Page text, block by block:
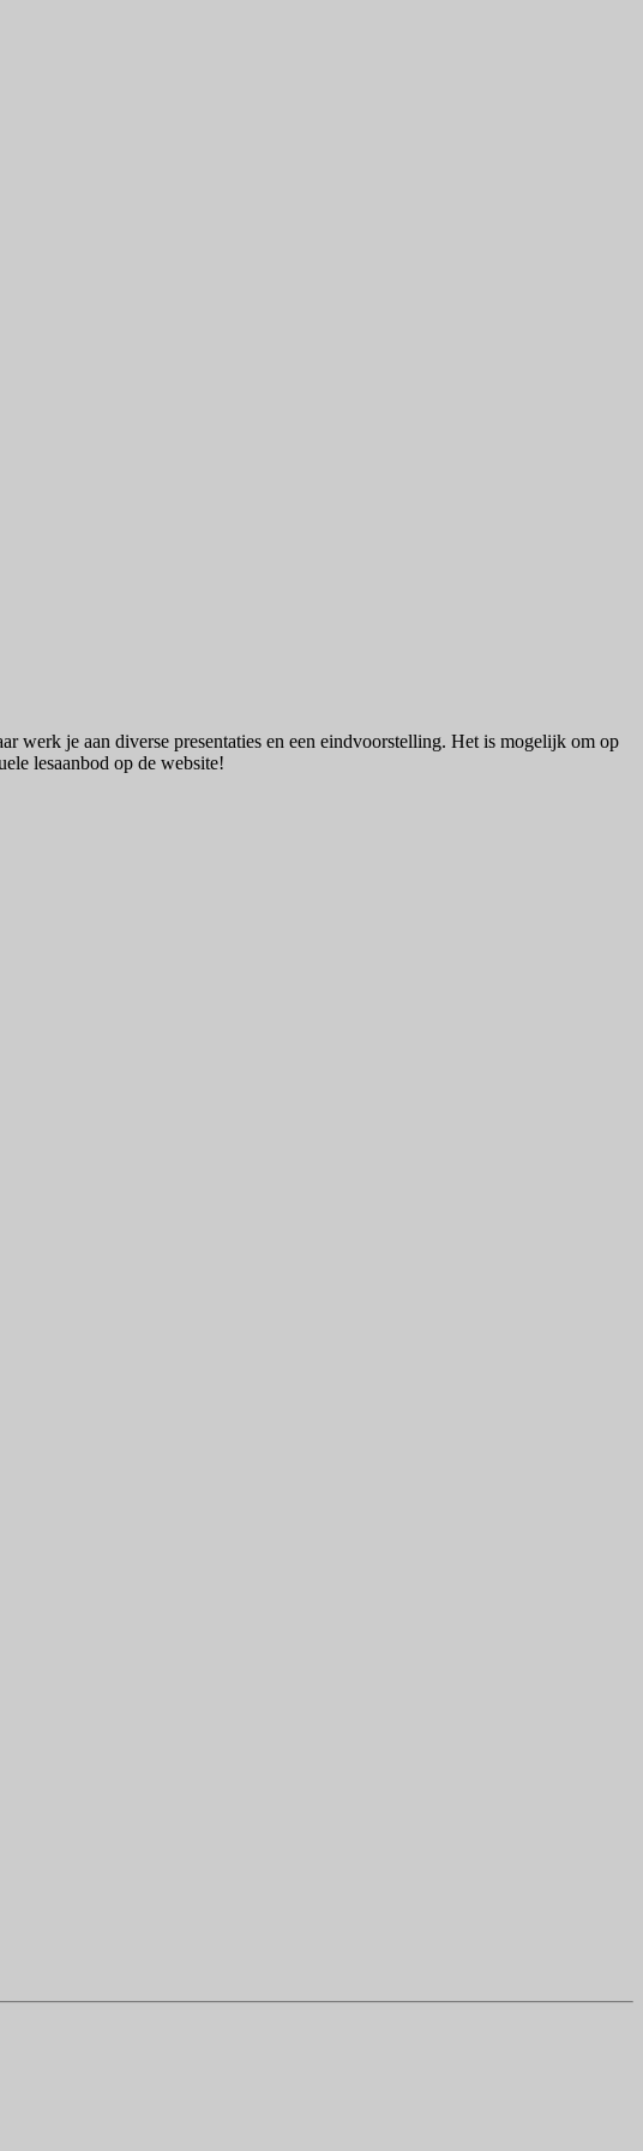
werk je aan diverse presentaties en een eindvoorstelling. Het is mogelijk om op
lesaanbod op de website!